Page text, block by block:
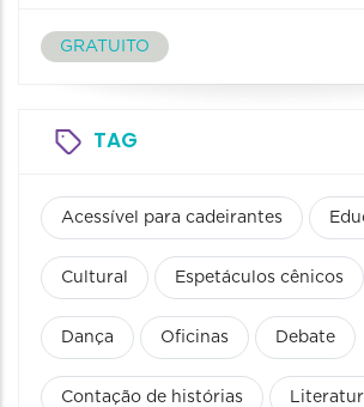
GRATUITO
TAG
Acessível para cadeirantes
Cultural Espetáculos cênicos
Dança Oficinas Debate
Contação de histórias